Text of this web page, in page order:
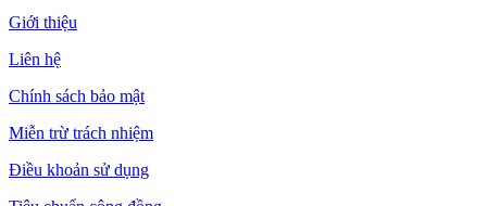
Giới thiệu
Liên hệ
Chính sách bảo mật
Miễn trừ trách nhiệm
Điều khoản sử dụng